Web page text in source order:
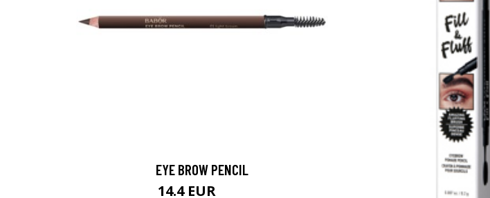
EYE BROW PENCIL
14.4 EUR
Erikoistarjous
Kaikki IdealofMeDin tuotteet -20 %!
Saat myös -200 € toimenpiteistä, kun
konsultaation